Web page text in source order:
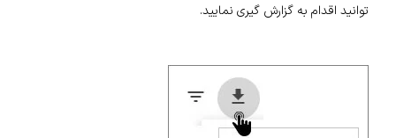
توانید اقدام به گزارش گیری نمایید.